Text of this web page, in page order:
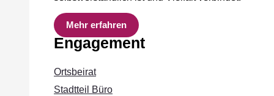
Mehr erfahren
Engagement
Ortsbeirat
Stadtteil Büro